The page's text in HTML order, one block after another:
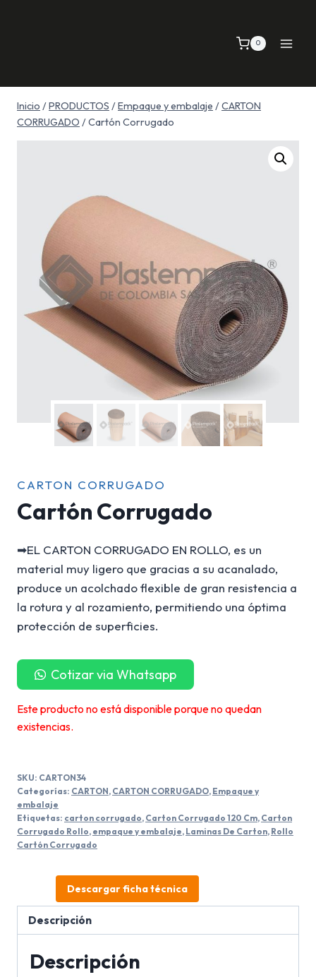
0
Inicio /PRODUCTOS /Empaque y embalaje /CARTON
CORRUGADO /Cartón Corrugado
CARTON CORRUGADO
Cartón Corrugado
➡EL CARTON CORRUGADO EN ROLLO, es un
material muy ligero que gracias a su acanalado,
produce un acolchado flexible de gran resistencia a
la rotura y al rozamiento, permitiendo una óptima
protección de superficies.
Cotizar via Whatsapp
Este producto no está disponible porque no quedan
existencias.
SKU: CARTON34
Categorías: CARTON, CARTON CORRUGADO, Empaque y
embalaje
Etiquetas: carton corrugado, Carton Corrugado 120 Cm, Carton
Corrugado Rollo, empaque y embalaje, Laminas De Carton, Rollo
Cartón Corrugado
Descargar ficha técnica
Descripción
Descripción